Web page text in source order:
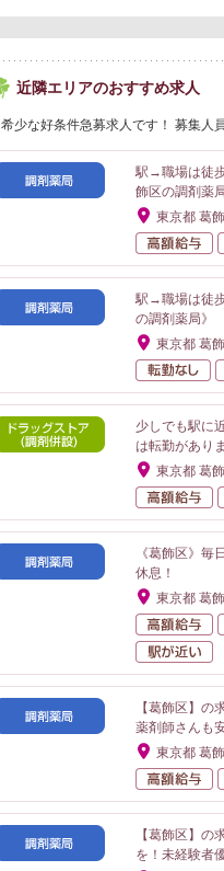
近隣エリアのおすすめ求人
希少な好条件急募求人です！ 募集人
駅→職場は徒
飾区の調剤薬局
東京都 葛
駅→職場は徒
の調剤薬局》
東京都 葛
少しでも駅に
は転勤があり
東京都 葛
《葛飾区》毎
休息！
東京都 葛
【葛飾区】
薬剤師さんも
東京都 葛
【葛飾区】
を！未経験者